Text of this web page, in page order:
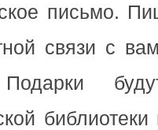
письмо.
связи с
Подарки